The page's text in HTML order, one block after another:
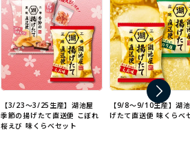
【3/23～3/25生産】湖池屋
季節の揚げたて直送便 こぼれ
桜えび 味くらべセット
【9/8～9/10生産】湖
げたて直送便 味くらべ